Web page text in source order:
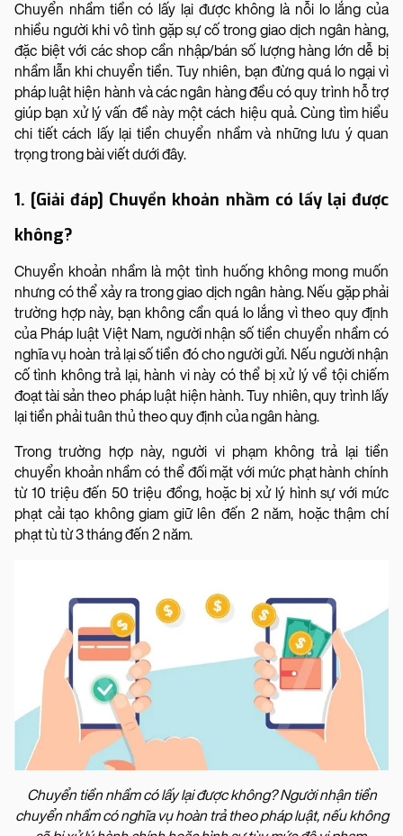
Chuyển nhầm tiền có lấy lại được không là nỗi lo lắng của
nhiều người khi vô tình gặp sự cố trong giao dịch ngân hàng,
đặc biệt với các shop cần nhập/bán số lượng hàng lớn dễ bị
nhầm lẫn khi chuyển tiền. Tuy nhiên, bạn đừng quá lo ngại vì
pháp luật hiện hành và các ngân hàng đều có quy trình hỗ trợ
giúp bạn xử lý vấn đề này một cách hiệu quả. Cùng tìm hiểu
chi tiết cách lấy lại tiền chuyển nhầm và những lưu ý quan
trọng trong bài viết dưới đây.
1. [Giải đáp] Chuyển khoản nhầm có lấy lại được
không?
Chuyển khoản nhầm là một tình huống không mong muốn
nhưng có thể xảy ra trong giao dịch ngân hàng. Nếu gặp phải
trường hợp này, bạn không cần quá lo lắng vì theo quy định
của Pháp luật Việt Nam, người nhận số tiền chuyển nhầm có
nghĩa vụ hoàn trả lại số tiền đó cho người gửi. Nếu người nhận
cố tình không trả lại, hành vi này có thể bị xử lý về tội chiếm
đoạt tài sản theo pháp luật hiện hành. Tuy nhiên, quy trình lấy
lại tiền phải tuân thủ theo quy định của ngân hàng.
Trong trường hợp này, người vi phạm không trả lại tiền
chuyển khoản nhầm có thể đối mặt với mức phạt hành chính
từ 10 triệu đến 50 triệu đồng, hoặc bị xử lý hình sự với mức
phạt cải tạo không giam giữ lên đến 2 năm, hoặc thậm chí
phạt tù từ 3 tháng đến 2 năm.
Chuyển tiền nhầm có lấy lại được không? Người nhận tiền
chuyển nhầm có nghĩa vụ hoàn trả theo pháp luật, nếu không